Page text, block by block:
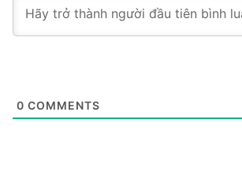
0 COMMENTS